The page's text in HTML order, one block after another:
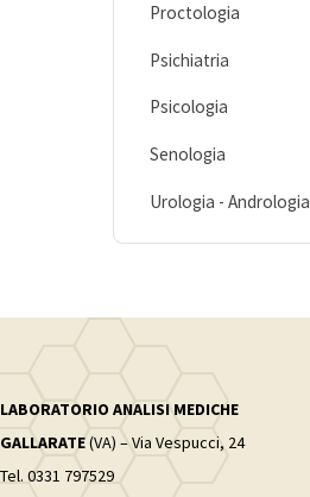
Proctologia
Psichiatria
Psicologia
Senologia
Urologia - Andrologia
LABORATORIO ANALISI MEDICHE
GALLARATE(VA) – Via Vespucci, 24
Tel. 0331 797529